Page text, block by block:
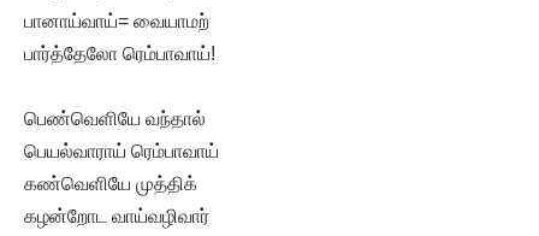
பானாய்வாய்= வையாமற்
பார்த்தேலோ ரெம்பாவாய்!
பெண்வெளியே வந்தால்
பெயல்வாராய் ரெம்பாவாய்
கண்வெளியே முத்திக்
கழன்றோட வாய்வழிவார்